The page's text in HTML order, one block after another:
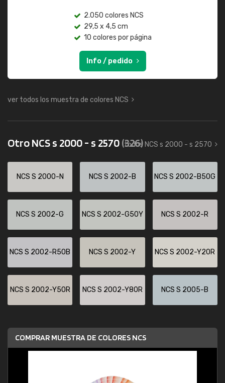
2.050 colores NCS
29,5 x 4,5 cm
10 colores por página
Info / pedido
ver todos los muestra de colores NCS
Otro NCS s 2000 - s 2570(326)
todos NCS s 2000 - s 2570
NCS S 2000-N NCS S 2002-B NCS S 2002-B50G
NCS S 2002-G NCS S 2002-G50Y NCS S 2002-R
NCS S 2002-R50B NCS S 2002-Y NCS S 2002-Y20R
NCS S 2002-Y50R NCS S 2002-Y80R NCS S 2005-B
COMPRAR MUESTRA DE COLORES NCS